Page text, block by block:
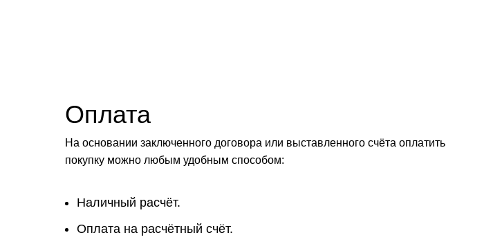
Оплата
На основании заключенного договора или выставленного счёта оплатить
покупку можно любым удобным способом:
Наличный расчёт.
Оплата на расчётный счёт.